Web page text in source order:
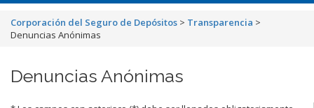
Corporación del Seguro de Depósitos > Transparencia >
Denuncias Anónimas
Denuncias Anónimas